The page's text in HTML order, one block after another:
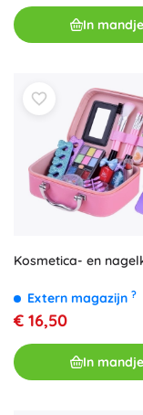
In mandje
Kosmetica- en
Extern magazijn ?
€ 16,50
In mandje